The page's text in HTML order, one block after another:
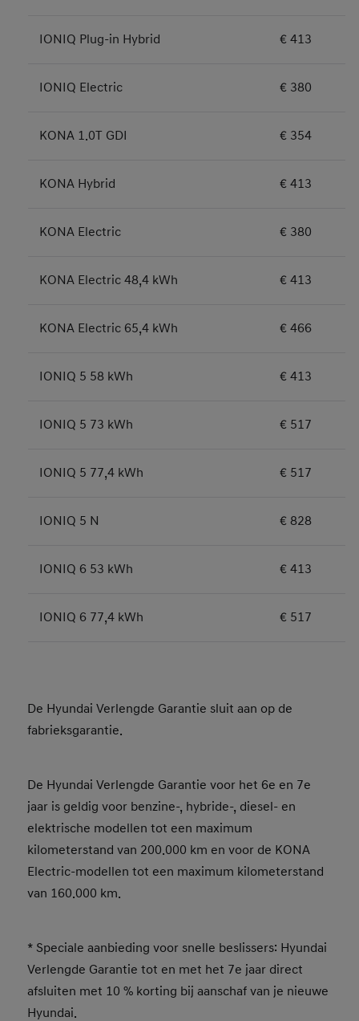
IONIQ Plug-in Hybrid € 413
IONIQ Electric € 380
KONA 1.0T GDI € 354
KONA Hybrid € 413
KONA Electric € 380
KONA Electric 48,4 kWh € 413
KONA Electric 65,4 kWh € 466
IONIQ 5 58 kWh € 413
IONIQ 5 73 kWh € 517
IONIQ 5 77,4 kWh € 517
IONIQ 5 N € 828
IONIQ 6 53 kWh € 413
IONIQ 6 77,4 kWh € 517
De Hyundai Verlengde Garantie sluit aan op de
fabrieksgarantie.
De Hyundai Verlengde Garantie voor het 6e en 7e
jaar is geldig voor benzine-, hybride-, diesel- en
elektrische modellen tot een maximum
kilometerstand van 200.000 km en voor de KONA
Electric-modellen tot een maximum kilometerstand
van 160.000 km.
* Speciale aanbieding voor snelle beslissers: Hyundai
Verlengde Garantie tot en met het 7e jaar direct
afsluiten met 10 % korting bij aanschaf van je nieuwe
Hyundai.